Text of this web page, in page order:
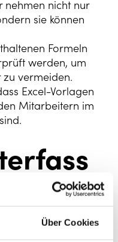
Über Cookies
nehmen nicht nur
sie können
Formeln
werden, um
zu vermeiden.
Excel-Vorlagen
Mitarbeitern im